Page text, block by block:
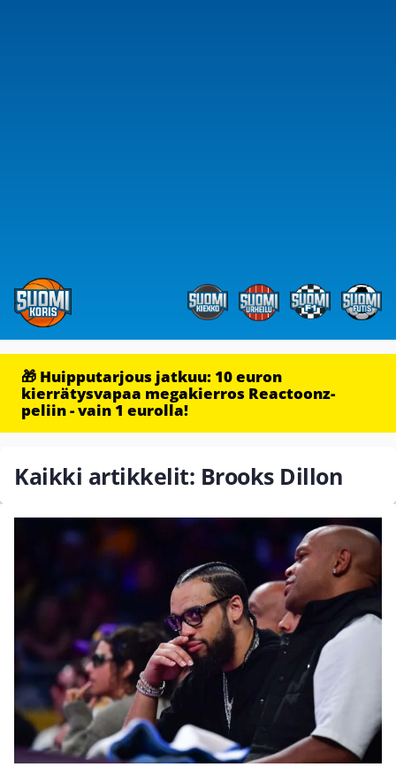
🎁 Huipputarjous jatkuu: 10 euron
kierrätysvapaa megakierros Reactoonz-
peliin - vain 1 eurolla!
Kaikki artikkelit: Brooks Dillon